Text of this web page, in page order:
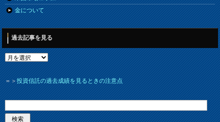
金について
過去記事を見る
＝＞投資信託の過去成績を見るときの注意点